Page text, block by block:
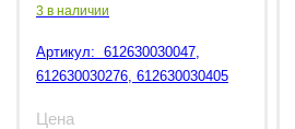
3 в наличии
Артикул: 612630030047,
612630030276, 612630030405
Цена